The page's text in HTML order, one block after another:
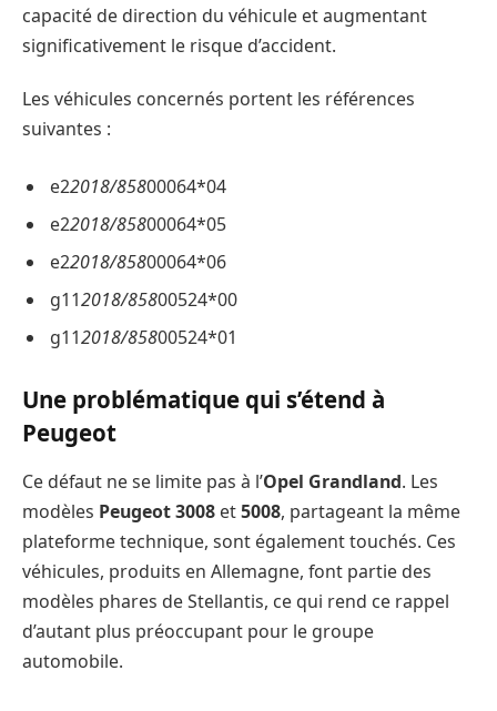
capacité de direction du véhicule et augmentant
significativement le risque d’accident.
Les véhicules concernés portent les références
suivantes :
e22018/85800064*04
e22018/85800064*05
e22018/85800064*06
g112018/85800524*00
g112018/85800524*01
Une problématique qui s’étend à
Peugeot
Ce défaut ne se limite pas à l’Opel Grandland. Les
modèles Peugeot 3008 et5008, partageant la même
plateforme technique, sont également touchés. Ces
véhicules, produits en Allemagne, font partie des
modèles phares de Stellantis, ce qui rend ce rappel
d’autant plus préoccupant pour le groupe
automobile.